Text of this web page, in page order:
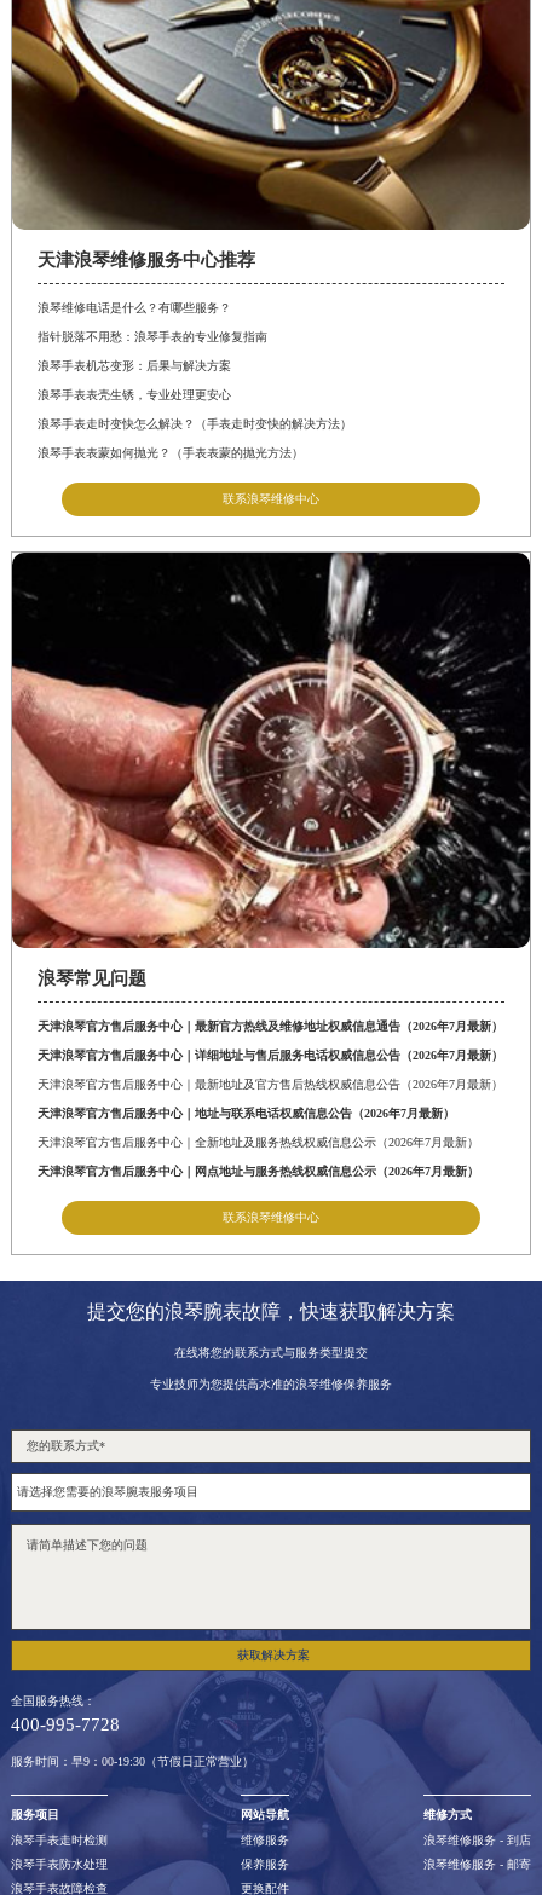
天津浪琴维修服务中心推荐
浪琴维修电话是什么？有哪些服务？
指针脱落不用愁：浪琴手表的专业修复指南
浪琴手表机芯变形：后果与解决方案
浪琴手表表壳生锈，专业处理更安心
浪琴手表走时变快怎么解决？（手表走时变快的解决方法）
浪琴手表表蒙如何抛光？（手表表蒙的抛光方法）
联系浪琴维修中心
浪琴常见问题
天津浪琴官方售后服务中心｜最新官方热线及维修地址权威信息通告（2026年7月最新）
天津浪琴官方售后服务中心｜详细地址与售后服务电话权威信息公告（2026年7月最新）
天津浪琴官方售后服务中心｜最新地址及官方售后热线权威信息公告（2026年7月最新）
天津浪琴官方售后服务中心｜地址与联系电话权威信息公告（2026年7月最新）
天津浪琴官方售后服务中心｜全新地址及服务热线权威信息公示（2026年7月最新）
天津浪琴官方售后服务中心｜网点地址与服务热线权威信息公示（2026年7月最新）
联系浪琴维修中心
提交您的浪琴腕表故障，快速获取解决方案
在线将您的联系方式与服务类型提交
专业技师为您提供高水准的浪琴维修保养服务
获取解决方案
全国服务热线：
400-995-7728
服务时间：早9：00-19:30（节假日正常营业）
服务项目
浪琴手表走时检测
浪琴手表防水处理
浪琴手表故障检查
网站导航
维修服务
保养服务
更换配件
维修方式
浪琴维修服务 - 到店
浪琴维修服务 - 邮寄